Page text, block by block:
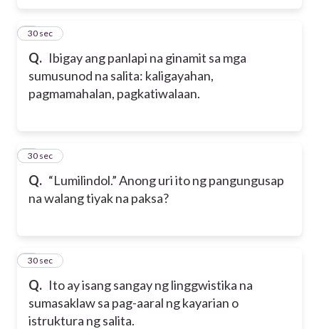
Q. Ibigay ang panlapi na ginamit sa mga
sumusunod na salita: kaligayahan,
pagmamahalan, pagkatiwalaan.
4
30 sec
Q. “Lumilindol.” Anong uri ito ng pangungusap
na walang tiyak na paksa?
5
30 sec
Q. Ito ay isang sangay ng linggwistika na
sumasaklaw sa pag-aaral ng kayarian o
istruktura ng salita.
6
30 sec